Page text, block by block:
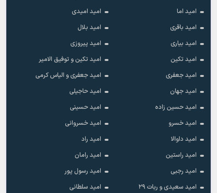
امید اما
امید امیدی
امید باقری
امید بلال
امید بیاری
امید پیروزی
امید تکین
امید تکین و توفیق الامیر
امید جعفری
امید جعفری و الیاس کرمی
امید جهان
امید حاجیلی
امید حسین زاده
امید حسینی
امید خسرو
امید خسروانی
امید داوالا
امید راد
امید راستین
امید رامان
امید رجبی
امید رسول پور
امید سعیدی و ربات ۲۹
امید سلطانی